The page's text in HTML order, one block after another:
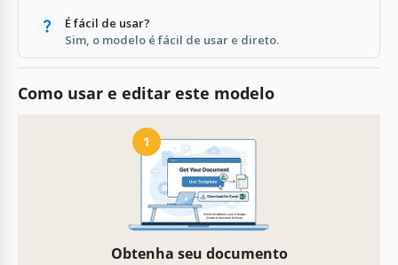
É fácil de usar?
Sim, o modelo é fácil de usar e direto.
Como usar e editar este modelo
1
Obtenha seu documento